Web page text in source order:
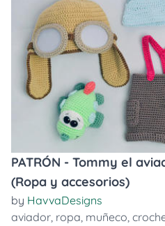
PATRÓN - Tommy el
(Ropa y accesorios)
by HavvaDesigns
aviador, ropa, muñeco,